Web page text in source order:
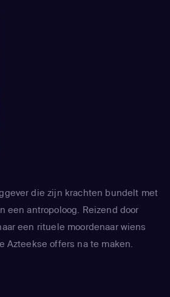
die zijn krachten bundelt met
een antropoloog. Reizend door
een rituele moordenaar wiens
Azteekse offers na te maken.